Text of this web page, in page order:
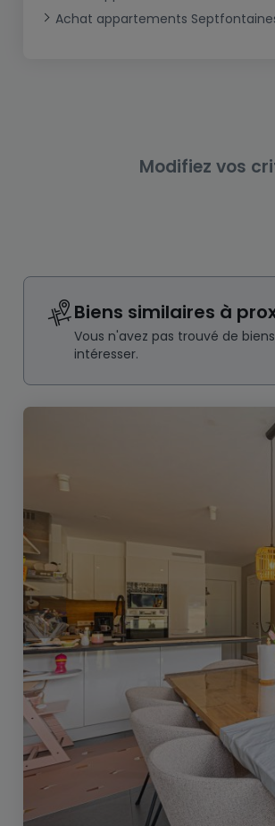
Châlet
Rez-de-chaussée
Fonds de Commerce
Achat appartements
Modifiez vos
Biens similaires à
Vous n'avez pas trouvé de
intéresser.